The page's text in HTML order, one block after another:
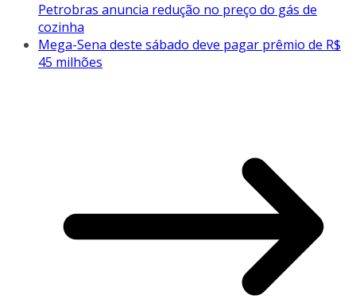
Petrobras anuncia redução no preço do gás de
cozinha
Mega-Sena deste sábado deve pagar prêmio de R$
45 milhões